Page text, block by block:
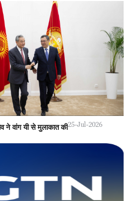
ने वांग यी से मुलाकात की25-Jul-2026